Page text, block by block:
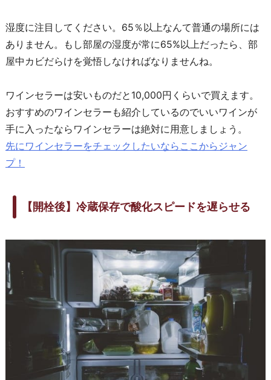
湿度に注目してください。65％以上なんて普通の場所には
ありません。もし部屋の湿度が常に65%以上だったら、部
屋中カビだらけを覚悟しなければなりませんね。
ワインセラーは安いものだと10,000円くらいで買えます。
おすすめのワインセラーも紹介しているのでいいワインが
手に入ったならワインセラーは絶対に用意しましょう。
先にワインセラーをチェックしたいならここからジャン
プ！
【開栓後】冷蔵保存で酸化スピードを遅らせる